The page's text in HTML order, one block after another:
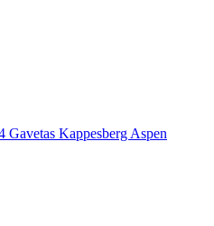
Gavetas Kappesberg Aspen